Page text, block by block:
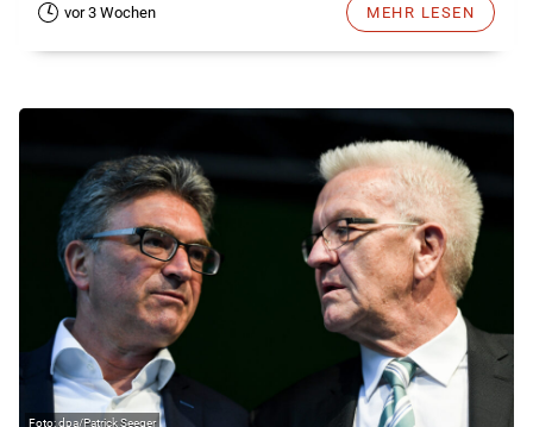
vor 3 Wochen MEHR LESEN
dpa/Patrick Seeger